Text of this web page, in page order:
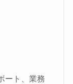
ート、業務